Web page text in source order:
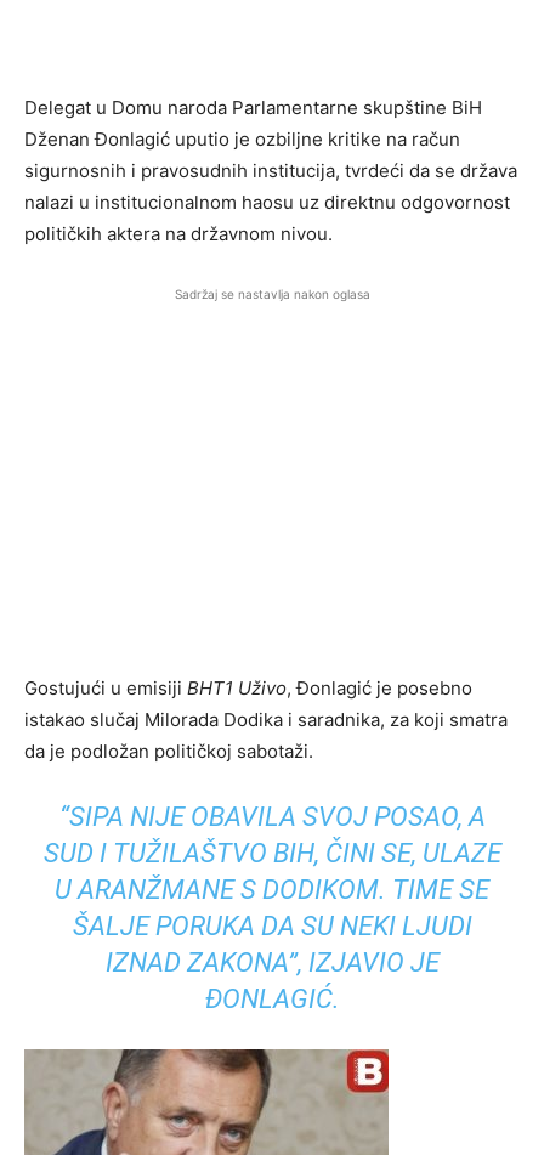
Delegat u Domu naroda Parlamentarne skupštine BiH
Dženan Đonlagić uputio je ozbiljne kritike na račun
sigurnosnih i pravosudnih institucija, tvrdeći da se država
nalazi u institucionalnom haosu uz direktnu odgovornost
političkih aktera na državnom nivou.
Sadržaj se nastavlja nakon oglasa
Gostujući u emisiji BHT1 Uživo, Đonlagić je posebno
istakao slučaj Milorada Dodika i saradnika, za koji smatra
da je podložan političkoj sabotaži.
“SIPA NIJE OBAVILA SVOJ POSAO, A
SUD I TUŽILAŠTVO BIH, ČINI SE, ULAZE
U ARANŽMANE S DODIKOM. TIME SE
ŠALJE PORUKA DA SU NEKI LJUDI
IZNAD ZAKONA”, IZJAVIO JE
ĐONLAGIĆ.